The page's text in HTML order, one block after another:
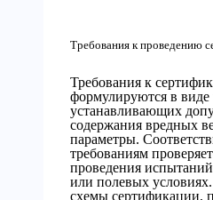
Требования к проведению
Требования к
формулируются в виде
устанавливающих
содержания вредных
параметры.
требованиям
проведения
или полевых
схемы сертификации,